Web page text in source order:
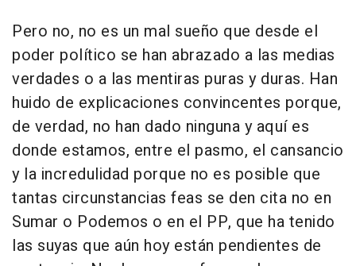
Pero no, no es un mal sueño que desde el
poder político se han abrazado a las medias
verdades o a las mentiras puras y duras. Han
huido de explicaciones convincentes porque,
de verdad, no han dado ninguna y aquí es
donde estamos, entre el pasmo, el cansancio
y la incredulidad porque no es posible que
tantas circunstancias feas se den cita no en
Sumar o Podemos o en el PP, que ha tenido
las suyas que aún hoy están pendientes de